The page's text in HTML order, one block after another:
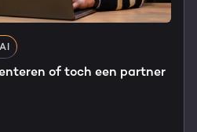
of toch een partner